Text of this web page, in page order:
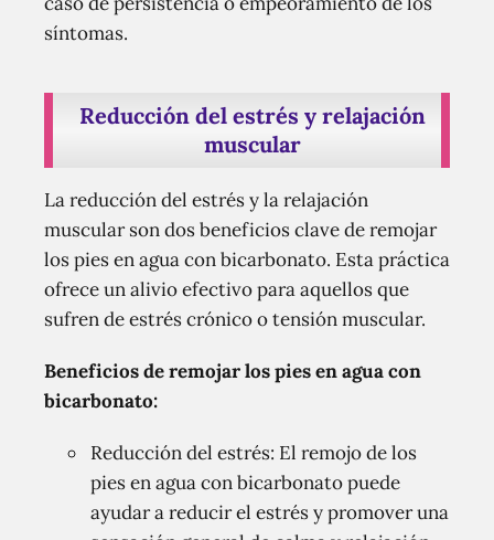
síntomas.
Reducción del estrés y relajación
muscular
La reducción del estrés y la relajación
muscular son dos beneficios clave de remojar
los pies en agua con bicarbonato. Esta práctica
ofrece un alivio efectivo para aquellos que
sufren de estrés crónico o tensión muscular.
Beneficios de remojar los pies en agua con
bicarbonato:
Reducción del estrés: El remojo de los
pies en agua con bicarbonato puede
ayudar a reducir el estrés y promover una